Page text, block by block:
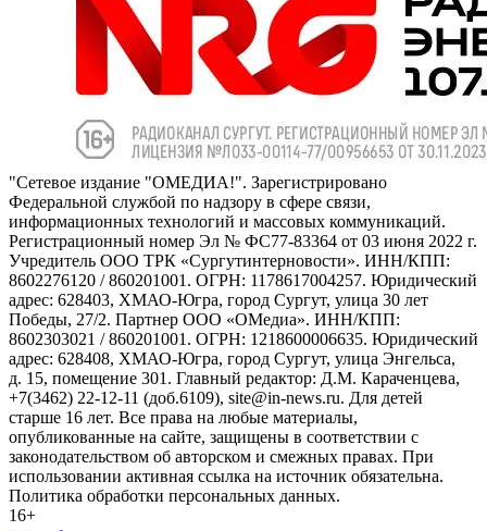
"Сетевое издание "ОМЕДИА!". Зарегистрировано
Федеральной службой по надзору в сфере связи,
информационных технологий и массовых коммуникаций.
Регистрационный номер Эл № ФС77-83364 от 03 июня 2022 г.
Учредитель ООО ТРК «Сургутинтерновости». ИНН/КПП:
8602276120 / 860201001. ОГРН: 1178617004257. Юридический
адрес: 628403, ХМАО-Югра, город Сургут, улица 30 лет
Победы, 27/2. Партнер ООО «ОМедиа». ИНН/КПП:
8602303021 / 860201001. ОГРН: 1218600006635. Юридический
адрес: 628408, ХМАО-Югра, город Сургут, улица Энгельса,
д. 15, помещение 301. Главный редактор: Д.М. Караченцева,
+7(3462) 22-12-11 (доб.6109), site@in-news.ru. Для детей
старше 16 лет. Все права на любые материалы,
опубликованные на сайте, защищены в соответствии с
законодательством об авторском и смежных правах. При
использовании активная ссылка на источник обязательна.
Политика обработки персональных данных.
16+